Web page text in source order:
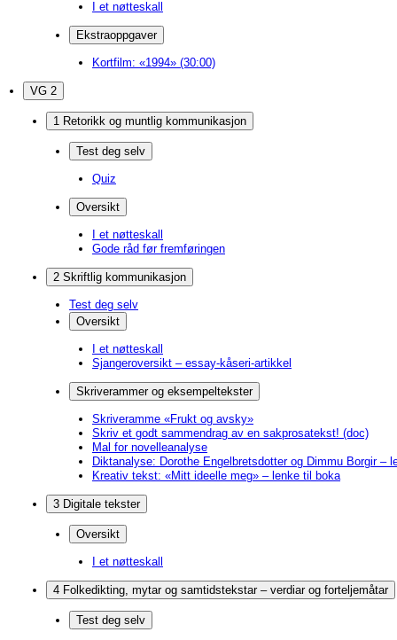
I et nøtteskall
Ekstraoppgaver
Kortfilm: «1994» (30:00)
VG 2
1 Retorikk og muntlig kommunikasjon
Test deg selv
Quiz
Oversikt
I et nøtteskall
Gode råd før fremføringen
2 Skriftlig kommunikasjon
Test deg selv
Oversikt
I et nøtteskall
Sjangeroversikt – essay-kåseri-artikkel
Skriverammer og eksempeltekster
Skriveramme «Frukt og avsky»
Skriv et godt sammendrag av en sakprosatekst! (doc)
Mal for novelleanalyse
Diktanalyse: Dorothe Engelbretsdotter og Dimmu Borgir –
Kreativ tekst: «Mitt ideelle meg» – lenke til boka
3 Digitale tekster
Oversikt
I et nøtteskall
4 Folkedikting, mytar og samtidstekstar – verdiar og forteljemåtar
Test deg selv